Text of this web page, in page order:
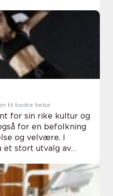
helt uten eller
til bedre helse
for sin rike kultur og
for en befolkning
og velvære. I
et stort utvalg av
sine treningsmål på å